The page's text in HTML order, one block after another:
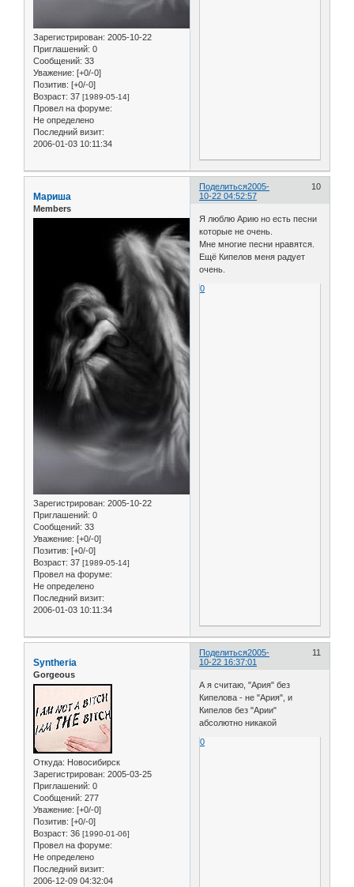
Зарегистрирован: 2005-10-22
Приглашений: 0
Сообщений: 33
Уважение: [+0/-0]
Позитив: [+0/-0]
Возраст: 37 [1989-05-14]
Провел на форуме:
Не определено
Последний визит:
2006-01-03 10:11:34
Поделиться 10
2005-
10-22 04:52:57
Мариша
Members
Зарегистрирован: 2005-10-22
Приглашений: 0
Сообщений: 33
Уважение: [+0/-0]
Позитив: [+0/-0]
Возраст: 37 [1989-05-14]
Провел на форуме:
Не определено
Последний визит:
2006-01-03 10:11:34
Я люблю Арию но есть песни
которые не очень.
Мне многие песни нравятся.
Ещё Кипелов меня радует
очень.
0
Поделиться 11
2005-
10-22 16:37:01
Syntheria
Gorgeous
Откуда: Новосибирск
Зарегистрирован: 2005-03-25
Приглашений: 0
Сообщений: 277
Уважение: [+0/-0]
Позитив: [+0/-0]
Возраст: 36 [1990-01-06]
Провел на форуме:
Не определено
Последний визит:
2006-12-09 04:32:04
А я считаю, "Ария" без
Кипелова - не "Ария", и
Кипелов без "Арии"
абсолютно никакой
0